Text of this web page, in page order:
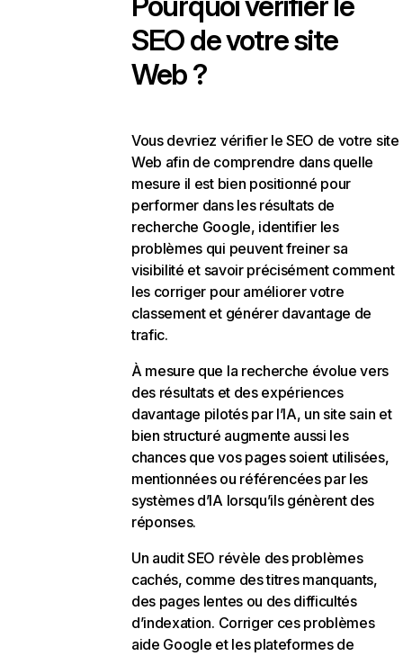
SEO de votre site
Web ?
Vous devriez vérifier le SEO de votre site
Web afin de comprendre dans quelle
mesure il est bien positionné pour
performer dans les résultats de
recherche Google, identifier les
problèmes qui peuvent freiner sa
visibilité et savoir précisément comment
les corriger pour améliorer votre
classement et générer davantage de
trafic.
À mesure que la recherche évolue vers
des résultats et des expériences
davantage pilotés par l’IA, un site sain et
bien structuré augmente aussi les
chances que vos pages soient utilisées,
mentionnées ou référencées par les
systèmes d’IA lorsqu’ils génèrent des
réponses.
Un audit SEO révèle des problèmes
cachés, comme des titres manquants,
des pages lentes ou des difficultés
d’indexation. Corriger ces problèmes
aide Google et les plateformes de